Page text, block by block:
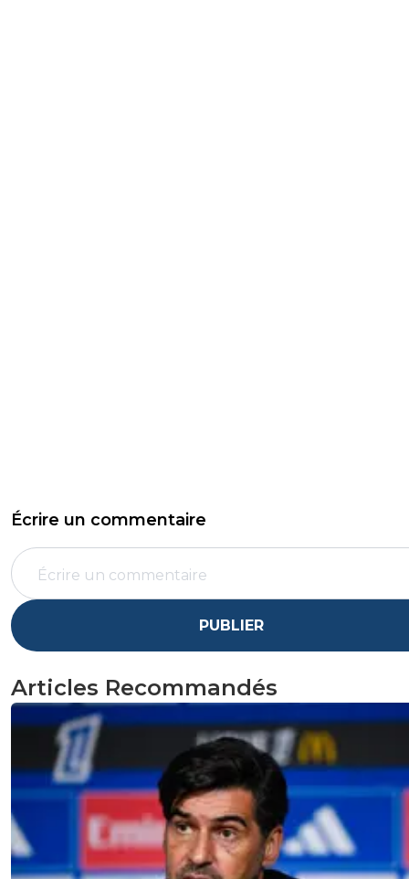
Écrire un commentaire
PUBLIER
Articles Recommandés